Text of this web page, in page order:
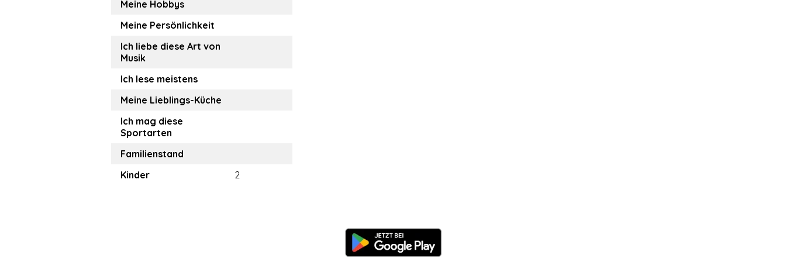
Meine Hobbys
Meine Persönlichkeit
Ich liebe diese Art von
Musik
Ich lese meistens
Meine Lieblings-Küche
Ich mag diese
Sportarten
Familienstand
Kinder
2